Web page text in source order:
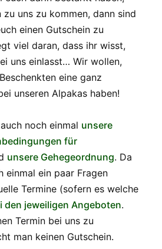
uns zu kommen, dann sind
einen Gutschein zu
viel daran, dass ihr wisst,
uns einlasst… Wir wollen,
eine ganz
unseren Alpakas haben!
noch einmal unsere
für
unsere Gehegeordnung. Da
einmal ein paar Fragen
Termine (sofern es welche
den jeweiligen Angeboten.
Termin bei uns zu
man keinen Gutschein.